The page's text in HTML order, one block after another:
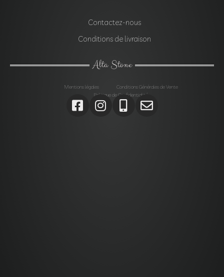
Contactez-nous
Conditions de livraison
Alta Stone
Mentions légales
Conditions Générales de Vente
Politique de Confidentialité